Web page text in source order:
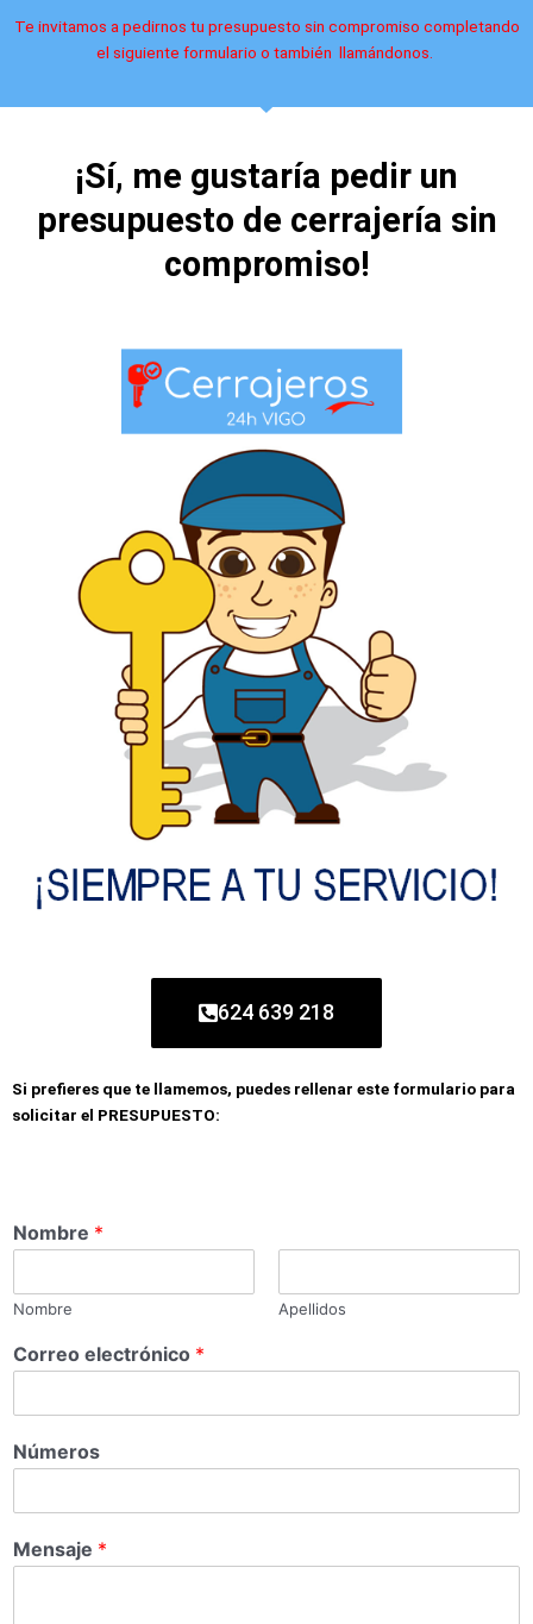
Te invitamos a pedirnos tu presupuesto sin compromiso completando
el siguiente formulario o también llamándonos.
¡Sí, me gustaría pedir un
presupuesto de cerrajería sin
compromiso!
624 639 218
Si prefieres que te llamemos, puedes rellenar este formulario para
solicitar el PRESUPUESTO:
Nombre *
Nombre Apellidos
Correo electrónico *
Números
Mensaje *